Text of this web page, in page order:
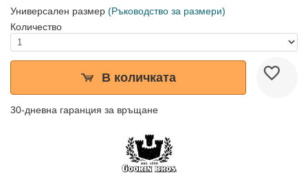
Универсален размер (Ръководство за размери)
Количество
В количката
30-дневна гаранция за връщане